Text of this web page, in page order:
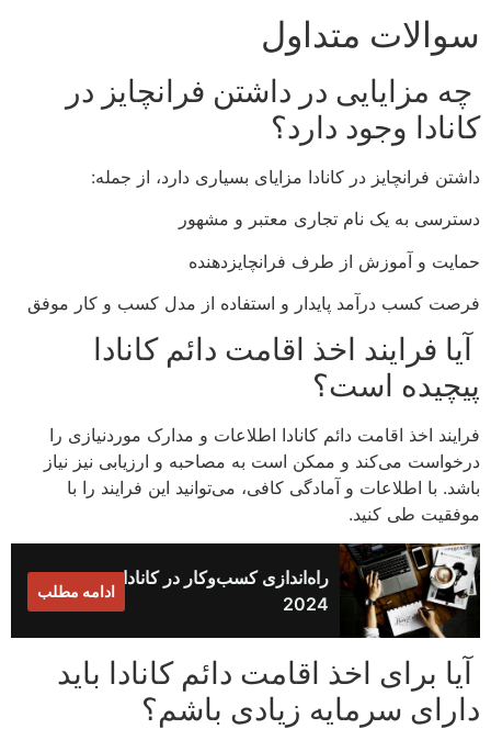
سوالات متداول
چه مزایایی در داشتن فرانچایز در
کانادا وجود دارد؟
داشتن فرانچایز در کانادا مزایای بسیاری دارد، از جمله:
دسترسی به یک نام تجاری معتبر و مشهور
حمایت و آموزش از طرف فرانچایزدهنده
فرصت کسب درآمد پایدار و استفاده از مدل کسب و کار موفق
آیا فرایند اخذ اقامت دائم کانادا
پیچیده است؟
فرایند اخذ اقامت دائم کانادا اطلاعات و مدارک موردنیازی را
درخواست می‌کند و ممکن است به مصاحبه و ارزیابی نیز نیاز
باشد. با اطلاعات و آمادگی کافی، می‌توانید این فرایند را با
موفقیت طی کنید.
راه‌اندازی کسب‌وکار در کانادا
2024
ادامه مطلب
آیا برای اخذ اقامت دائم کانادا باید
دارای سرمایه زیادی باشم؟